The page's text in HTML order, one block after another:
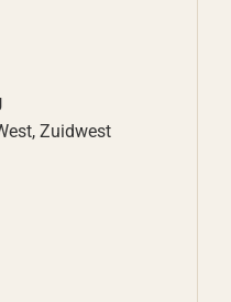
Zuidwest